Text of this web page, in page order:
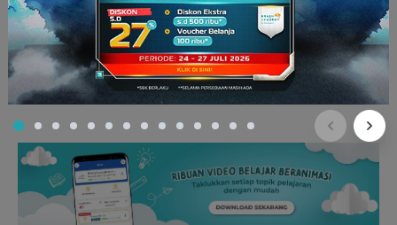
diferensiasi sosial? Nah, kalau kamu mau belajar topik-topik
lain dalam ilmu sosiologi, yuk segera berlangganan
ruangbelajar! Di sana, kamu bakal belajar seru dengan
video-video animasi yang menarik.